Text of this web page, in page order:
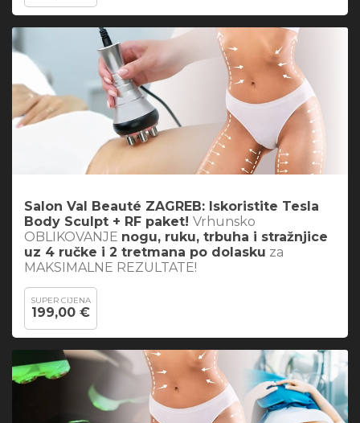
Salon Val Beauté ZAGREB: Iskoristite Tesla
Body Sculpt + RF paket! Vrhunsko
OBLIKOVANJE nogu, ruku, trbuha i stražnjice
uz 4 ručke i 2 tretmana po dolasku za
MAKSIMALNE REZULTATE!
SUPER CIJENA
199,00 €